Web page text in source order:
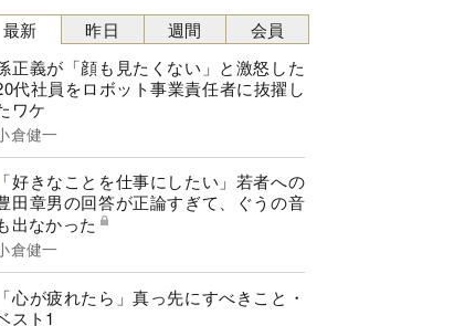
最新
正義が「顔も見たくない」と激怒した
代社員をロボット事業責任者に抜擢し
ワケ
倉健一
「好きなことを仕事にしたい」若者への
田章男の回答が正論すぎて、ぐうの音
出なかった
倉健一
「心が疲れたら」真っ先にすべきこと・
スト1
昨日 週間 会員